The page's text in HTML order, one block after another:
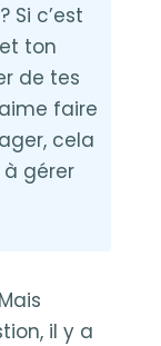
Si c’est
ton
de tes
faire
cela
à gérer
il y a